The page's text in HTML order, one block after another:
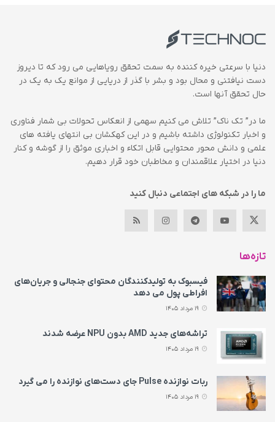
دنیا با سرعتی خیره کننده به سمت تحقق رویاهایی می رود که تا دیروز
دست نیافتنی و محال بود و بشر با گذر از دریایی از موانع یک به یک در
حال تحقق آنها است.
ما در” تک ناک” تلاش می کنیم سهمی از انعکاس تحولات بی شمار فناوری
و اخبار تکنولوژی داشته باشیم و در این کهکشان بی انتهای یافته های
علمی و دانش محور محتوایی قابل اتکاء و اخباری موثق را از گوشه و کنار
دنیا در اختیار علاقمندان و مخاطبان خود قرار دهیم.
ما را در شبکه های اجتماعی دنبال کنید
تازه‌ها
فیسبوک به تولیدکنندگان محتوای جنجالی و جریان‌های
افراطی پول می‌ دهد
تراشه‌های جدید AMD بدون NPU عرضه شدند
ربات نوازنده Pulse جای دست‌های نوازنده را می‌ گیرد